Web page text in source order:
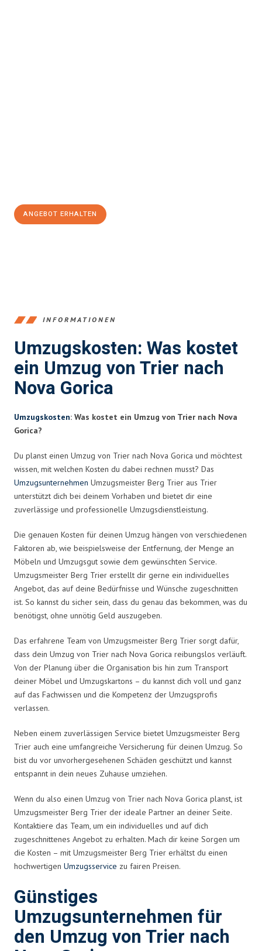
ANGEBOT ERHALTEN
INFORMATIONEN
Umzugskosten: Was kostet
ein Umzug von Trier nach
Nova Gorica
Umzugskosten: Was kostet ein Umzug von Trier nach Nova
Gorica?
Du planst einen Umzug von Trier nach Nova Gorica und möchtest
wissen, mit welchen Kosten du dabei rechnen musst? Das
Umzugsunternehmen Umzugsmeister Berg Trier aus Trier
unterstützt dich bei deinem Vorhaben und bietet dir eine
zuverlässige und professionelle Umzugsdienstleistung.
Die genauen Kosten für deinen Umzug hängen von verschiedenen
Faktoren ab, wie beispielsweise der Entfernung, der Menge an
Möbeln und Umzugsgut sowie dem gewünschten Service.
Umzugsmeister Berg Trier erstellt dir gerne ein individuelles
Angebot, das auf deine Bedürfnisse und Wünsche zugeschnitten
ist. So kannst du sicher sein, dass du genau das bekommen, was du
benötigst, ohne unnötig Geld auszugeben.
Das erfahrene Team von Umzugsmeister Berg Trier sorgt dafür,
dass dein Umzug von Trier nach Nova Gorica reibungslos verläuft.
Von der Planung über die Organisation bis hin zum Transport
deiner Möbel und Umzugskartons – du kannst dich voll und ganz
auf das Fachwissen und die Kompetenz der Umzugsprofis
verlassen.
Neben einem zuverlässigen Service bietet Umzugsmeister Berg
Trier auch eine umfangreiche Versicherung für deinen Umzug. So
bist du vor unvorhergesehenen Schäden geschützt und kannst
entspannt in dein neues Zuhause umziehen.
Wenn du also einen Umzug von Trier nach Nova Gorica planst, ist
Umzugsmeister Berg Trier der ideale Partner an deiner Seite.
Kontaktiere das Team, um ein individuelles und auf dich
zugeschnittenes Angebot zu erhalten. Mach dir keine Sorgen um
die Kosten – mit Umzugsmeister Berg Trier erhältst du einen
hochwertigen Umzugsservice zu fairen Preisen.
Günstiges
Umzugsunternehmen für
den Umzug von Trier nach